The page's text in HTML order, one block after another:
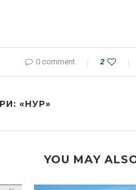
0 comment 2
«НУР»
YOU MAY